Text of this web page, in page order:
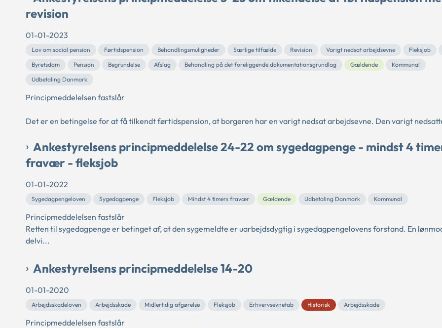
revision
01-01-2023
Lov om social pension Førtidspension Behandlingsmuligheder Særlige tilfælde Revision Varigt nedsat arbejdsevne Fleksjob
Byretsdom
Pension Begrundelse Afslag Behandling på det foreliggende dokumentationsgrundlag Gældende
Kommunal
Udbetaling Danmark
Principmeddelelsen fastslår
Det er en betingelse for at få tilkendt førtidspension, at borgeren har en varigt nedsat arbejdsevne. Den varigt
Ankestyrelsens principmeddelelse 24-22 om sygedagpenge - mindst 4
fravær - fleksjob
01-01-2022
Sygedagpengeloven Sygedagpenge Fleksjob Mindst 4 timers fravær Gældende Udbetaling Danmark Kommunal
Principmeddelelsen fastslår
Retten til sygedagpenge er betinget af, at den sygemeldte er uarbejdsdygtig i sygedagpengelovens forstand. En
delvi...
Ankestyrelsens principmeddelelse 14-20
01-01-2020
Arbejdsskadeloven Arbejdsskade Midlertidig afgørelse Fleksjob Erhvervsevnetab Historisk Arbejdsskade
Principmeddelelsen fastslår